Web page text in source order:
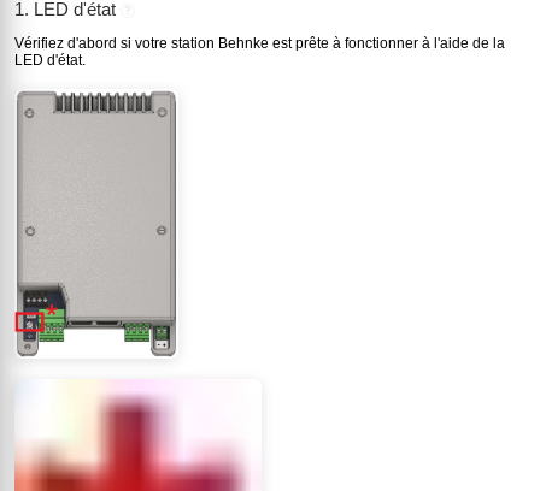
1. LED d'état ?
Vérifiez d'abord si votre station Behnke est prête à fonctionner à l'aide de la
LED d'état.